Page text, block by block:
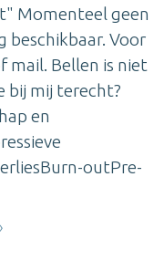
Momenteel geen
beschikbaar. Voor
mail. Bellen is niet
bij mij terecht?
en
outPre-